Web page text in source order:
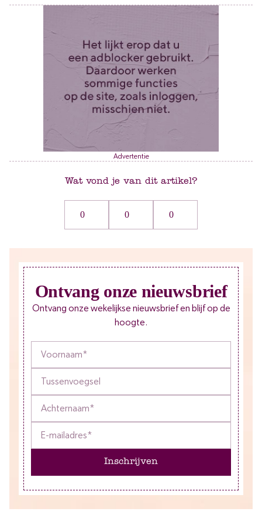
Advertentie
Wat vond je van dit artikel?
0 0 0
Ontvang onze nieuwsbrief
Ontvang onze wekelijkse nieuwsbrief en blijf op de
hoogte.
Inschrijven